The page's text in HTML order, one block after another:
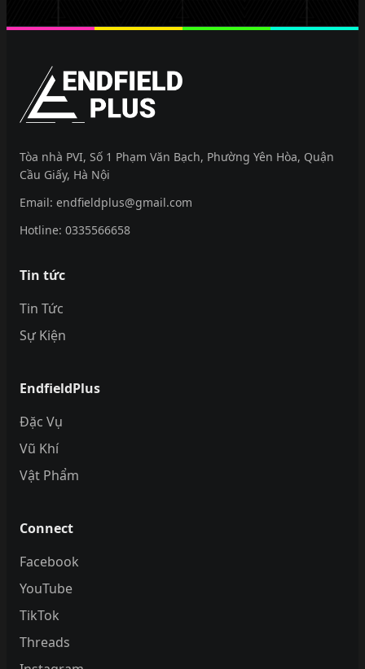
EndfieldPlus
Tòa nhà PVI, Số 1 Phạm Văn Bạch, Phường Yên Hòa, Quận
Cầu Giấy, Hà Nội
Email: endfieldplus@gmail.com
Hotline: 0335566658
Tin tức
Tin Tức
Sự Kiện
EndfieldPlus
Đặc Vụ
Vũ Khí
Vật Phẩm
Connect
Facebook
YouTube
TikTok
Threads